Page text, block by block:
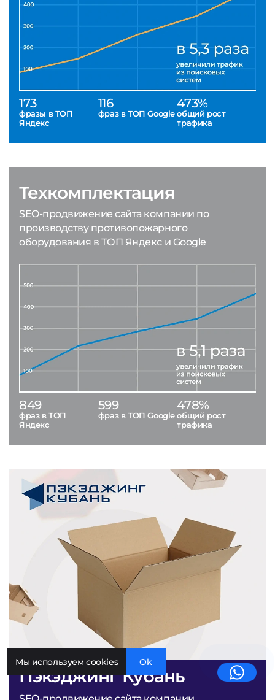
173
фразы в ТОП
Яндекс
116
фраз в ТОП Google
473%
общий рост
трафика
Пэкэджинг Кубань
Техкомплектация
SEO-продвижение сайта компании по
производству противопожарного
оборудования в ТОП Яндекс и Google
849
фраз в ТОП
Яндекс
599
фраз в ТОП Google
478%
общий рост
трафика
Мы используем cookies Ok